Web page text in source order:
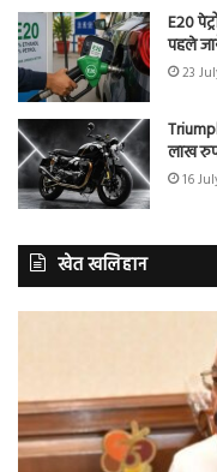
E20
पहले
23
लाख
16
खेत खलिहान